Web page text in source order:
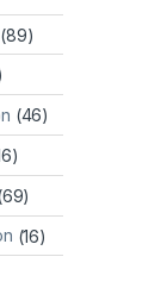
(89)
(46)
(16)